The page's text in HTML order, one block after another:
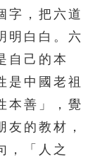
字，把六道
明白白。六
自己的本
是中國老祖
本善」，覺
友的教材，
，「人之